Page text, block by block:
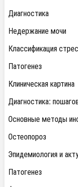
Диагностика
Недержание мочи
Классификация
Патогенез
Клиническая картина
Диагностика:
Основные методы
Остеопороз
Эпидемиология и
Патогенез